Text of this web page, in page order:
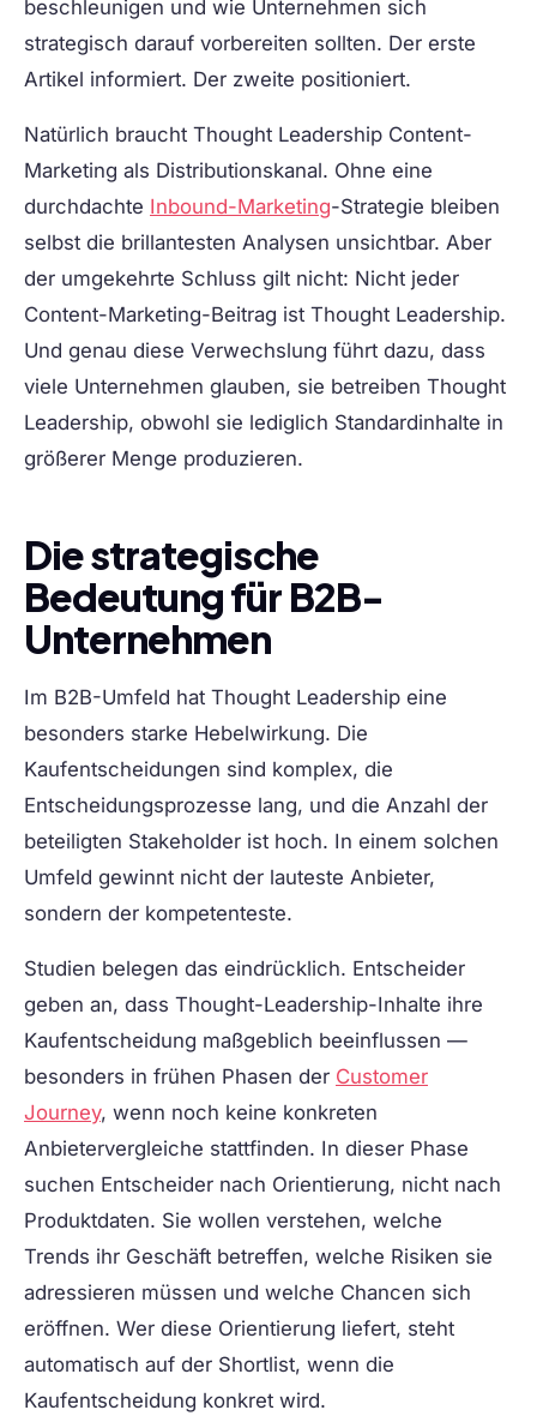
beschleunigen und wie Unternehmen sich
strategisch darauf vorbereiten sollten. Der erste
Artikel informiert. Der zweite positioniert.
Natürlich braucht Thought Leadership Content-
Marketing als Distributionskanal. Ohne eine
durchdachte Inbound-Marketing-Strategie bleiben
selbst die brillantesten Analysen unsichtbar. Aber
der umgekehrte Schluss gilt nicht: Nicht jeder
Content-Marketing-Beitrag ist Thought Leadership.
Und genau diese Verwechslung führt dazu, dass
viele Unternehmen glauben, sie betreiben Thought
Leadership, obwohl sie lediglich Standardinhalte in
größerer Menge produzieren.
Die strategische
Bedeutung für B2B-
Unternehmen
Im B2B-Umfeld hat Thought Leadership eine
besonders starke Hebelwirkung. Die
Kaufentscheidungen sind komplex, die
Entscheidungsprozesse lang, und die Anzahl der
beteiligten Stakeholder ist hoch. In einem solchen
Umfeld gewinnt nicht der lauteste Anbieter,
sondern der kompetenteste.
Studien belegen das eindrücklich. Entscheider
geben an, dass Thought-Leadership-Inhalte ihre
Kaufentscheidung maßgeblich beeinflussen —
besonders in frühen Phasen der Customer
Journey, wenn noch keine konkreten
Anbietervergleiche stattfinden. In dieser Phase
suchen Entscheider nach Orientierung, nicht nach
Produktdaten. Sie wollen verstehen, welche
Trends ihr Geschäft betreffen, welche Risiken sie
adressieren müssen und welche Chancen sich
eröffnen. Wer diese Orientierung liefert, steht
automatisch auf der Shortlist, wenn die
Kaufentscheidung konkret wird.